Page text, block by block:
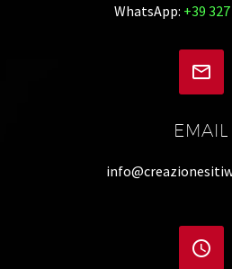
WhatsApp: +39


EMAIL

